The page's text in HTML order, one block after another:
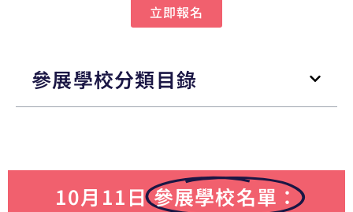
立即報名
參展學校分類目錄
10月11日 參展學校名單：